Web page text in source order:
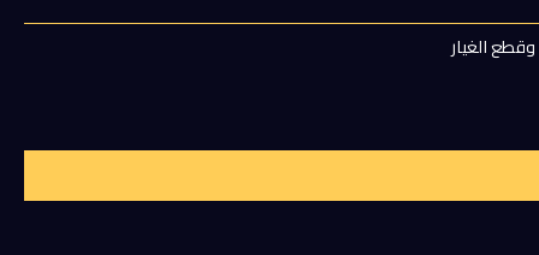
هو:
600,00 EGP.
الغيار